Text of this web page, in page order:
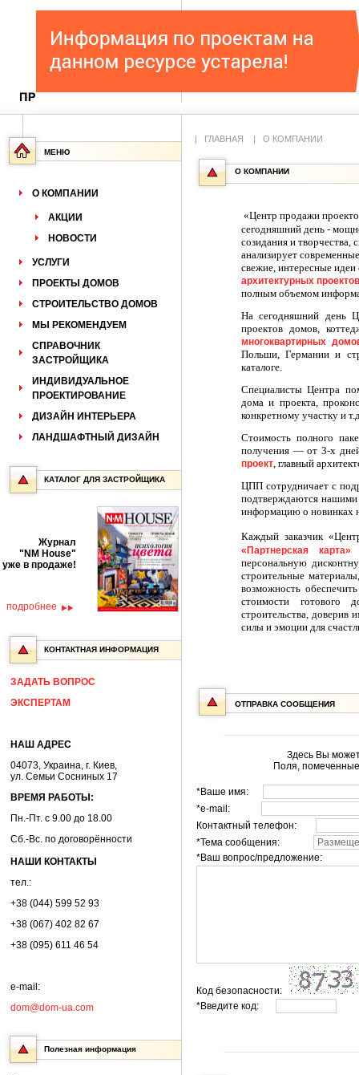
МЕНЮ
О КОМПАНИИ
АКЦИИ
НОВОСТИ
УСЛУГИ
ПРОЕКТЫ ДОМОВ
СТРОИТЕЛЬСТВО ДОМОВ
МЫ РЕКОМЕНДУЕМ
СПРАВОЧНИК
ЗАСТРОЙЩИКА
ИНДИВИДУАЛЬНОЕ
ПРОЕКТИРОВАНИЕ
ДИЗАЙН ИНТЕРЬЕРА
ЛАНДШАФТНЫЙ ДИЗАЙН
КАТАЛОГ ДЛЯ ЗАСТРОЙЩИКА
Журнал
"NM House"
уже в продаже!
подробнее
КОНТАКТНАЯ ИНФОРМАЦИЯ
ЗАДАТЬ ВОПРОС
ЭКСПЕРТАМ
НАШ АДРЕС
04073, Украина, г. Киев,
ул. Семьи Сосниных 17
ВРЕМЯ РАБОТЫ:
Пн.-Пт. с 9.00 до 18.00
Сб.-Вс. по договорённости
НАШИ КОНТАКТЫ
тел.:
+38 (044) 599 52 93
+38 (067) 402 82 67
+38 (095) 611 46 54
e-mail:
dom@dom-ua.com
Полезная информация
| ГЛАВНАЯ | О КОМПАНИИ
О КОМПАНИИ
«Центр продажи
сегодняшний день -
созидания и
анализирует
свежие, интересные
архитектурных
полным объемом
На сегодняшний день
проектов домов,
многоквартирных
Польши, Германии и
каталоге.
Специалисты Центра
дома и проекта,
конкретному участку и
Стоимость полного
получения — от 3-х
проект, главный
ЦППсотрудничает с
подтверждаются
информацию о новинках
Каждый заказчик
«Партнерская карта»
персональную
строительные
возможность
стоимости готового
строительства, доверив
силы и эмоции для
ОТПРАВКА СООБЩЕНИЯ
Здесь Вы
Поля,
*Ваше имя:
*e-mail:
Контактный телефон:
*Тема сообщения:
*Ваш вопрос/предложение:
Код безопасности:
*Введите код: